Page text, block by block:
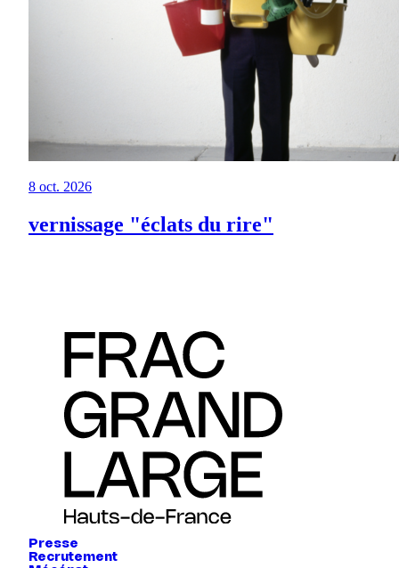
8 oct. 2026
vernissage "éclats du rire"
Presse
Recrutement